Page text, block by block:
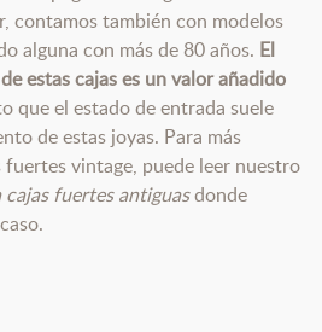
contamos también con modelos
alguna con más de 80 años. El
estas cajas es un valor añadido
que el estado de entrada suele
de estas joyas. Para más
vintage, puede leer nuestro
fuertes antiguasdonde